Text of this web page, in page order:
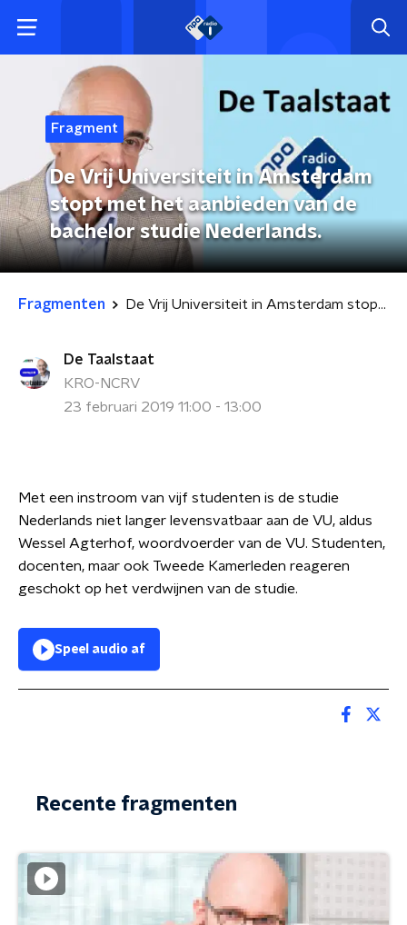
Fragment
De Vrij Universiteit in Amsterdam
stopt met het aanbieden van de
bachelor studie Nederlands.
Fragmenten De Vrij Universiteit in Amsterdam stopt met het aanbieden van de bachelor studie Nederlands.
De Taalstaat
KRO-NCRV
23 februari 2019 11:00 - 13:00
Met een instroom van vijf studenten is de studie
Nederlands niet langer levensvatbaar aan de VU, aldus
Wessel Agterhof, woordvoerder van de VU. Studenten,
docenten, maar ook Tweede Kamerleden reageren
geschokt op het verdwijnen van de studie.
Speel audio af
Recente fragmenten